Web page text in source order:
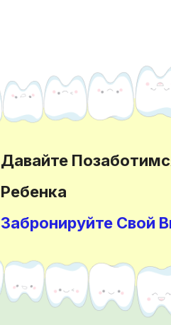
Давайте
Ребенка
Забронируйте Свой